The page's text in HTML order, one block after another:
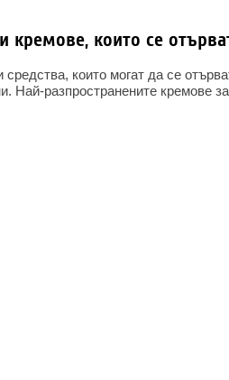
кремове, които се
които могат да се
Най-разпространените кремове